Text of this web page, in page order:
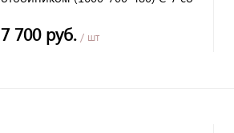
7 700 руб./ шт